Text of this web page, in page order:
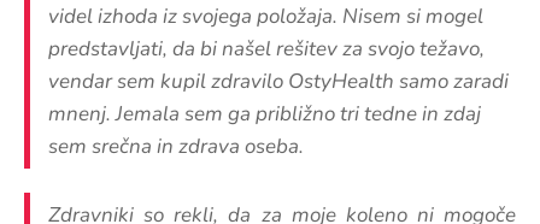
videl izhoda iz svojega položaja. Nisem si mogel
predstavljati, da bi našel rešitev za svojo težavo,
vendar sem kupil zdravilo OstyHealth samo zaradi
mnenj. Jemala sem ga približno tri tedne in zdaj
sem srečna in zdrava oseba.
Zdravniki so rekli, da za moje koleno ni mogoče